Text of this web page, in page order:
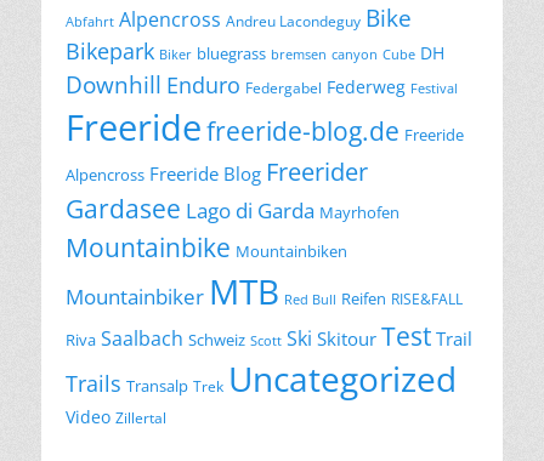
Abfahrt Alpencross Andreu Lacondeguy Bike
Bikepark Biker bluegrass bremsen canyon Cube DH
Downhill Enduro Federgabel Federweg Festival
Freeridefreeride-blog.de Freeride
Alpencross Freeride Blog Freerider
Gardasee Lago di Garda Mayrhofen
Mountainbike Mountainbiken
Mountainbiker MTB Red Bull Reifen RISE&FALL
Riva Saalbach Schweiz Scott Ski Skitour Test Trail
Trails Transalp Trek Uncategorized
Video Zillertal